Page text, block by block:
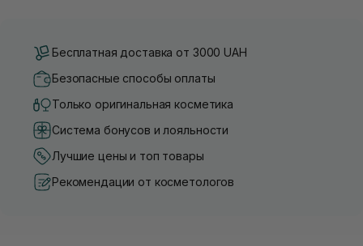
Бесплатная доставка от 3000 UAH
Безопасные способы оплаты
Только оригинальная косметика
Система бонусов и лояльности
Лучшие цены и топ товары
Рекомендации от косметологов